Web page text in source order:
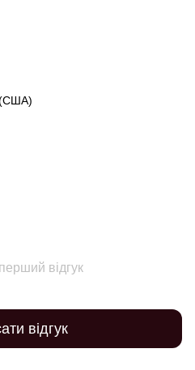
(США)
відгук
відгук